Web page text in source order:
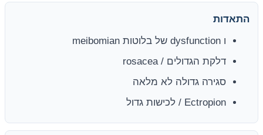
התאדות
ו dysfunction של בלוטות meibomian
דלקת הגדולים / rosacea
סגירה גדולה לא מלאה
Ectropion / לכישות גדול